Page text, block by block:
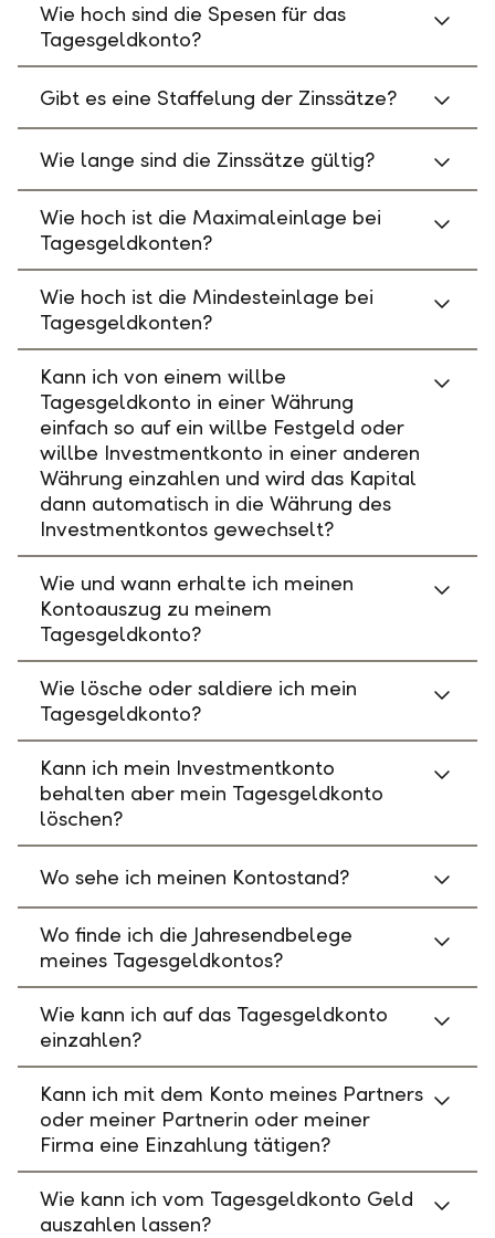
Wie hoch sind die Spesen für das
Tagesgeldkonto?
Gibt es eine Staffelung der Zinssätze?
Wie lange sind die Zinssätze gültig?
Wie hoch ist die Maximaleinlage bei
Tagesgeldkonten?
Wie hoch ist die Mindesteinlage bei
Tagesgeldkonten?
Kann ich von einem willbe
Tagesgeldkonto in einer Währung
einfach so auf ein willbe Festgeld oder
willbe Investmentkonto in einer anderen
Währung einzahlen und wird das Kapital
dann automatisch in die Währung des
Investmentkontos gewechselt?
Wie und wann erhalte ich meinen
Kontoauszug zu meinem
Tagesgeldkonto?
Wie lösche oder saldiere ich mein
Tagesgeldkonto?
Kann ich mein Investmentkonto
behalten aber mein Tagesgeldkonto
löschen?
Wo sehe ich meinen Kontostand?
Wo finde ich die Jahresendbelege
meines Tagesgeldkontos?
Wie kann ich auf das Tagesgeldkonto
einzahlen?
Kann ich mit dem Konto meines Partners
oder meiner Partnerin oder meiner
Firma eine Einzahlung tätigen?
Wie kann ich vom Tagesgeldkonto Geld
auszahlen lassen?